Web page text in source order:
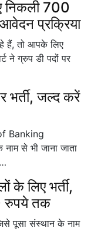
निकली 700
आवेदन प्रक्रिया
हैं, तो आपके लिए
ने ग्रुप डी पदों पर
भर्ती, जल्द करें
Banking
से भी जाना जाता
के लिए भर्ती,
रुपये तक
पूसा संस्थान के नाम